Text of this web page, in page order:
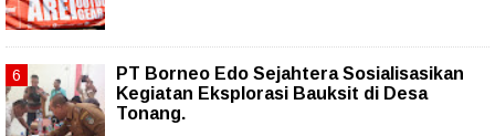
PT Borneo Edo Sejahtera Sosialisasikan
Kegiatan Eksplorasi Bauksit di Desa
Tonang.